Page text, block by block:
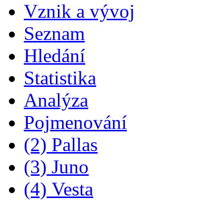
Vznik a vývoj
Seznam
Hledání
Statistika
Analýza
Pojmenování
(2) Pallas
(3) Juno
(4) Vesta